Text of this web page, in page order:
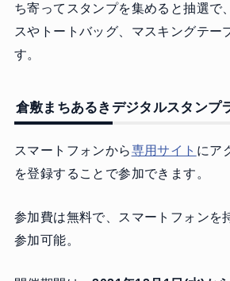
ち寄ってスタンプを集めると抽選で
スやトートバッグ、マスキングテー
す。
倉敷まちあるきデジタルスタンプ
スマートフォンから専用サイト にア
を登録することで参加できます。
参加費は無料で、スマートフォンを
参加可能。